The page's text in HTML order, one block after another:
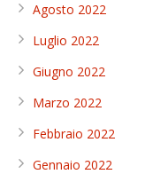
Agosto 2022
Luglio 2022
Giugno 2022
Marzo 2022
Febbraio 2022
Gennaio 2022